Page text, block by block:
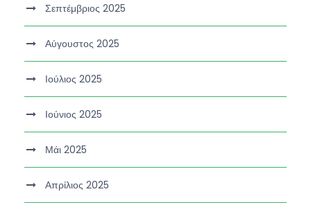
Σεπτέμβριος 2025
Αύγουστος 2025
Ιούλιος 2025
Ιούνιος 2025
Μάι 2025
Απρίλιος 2025